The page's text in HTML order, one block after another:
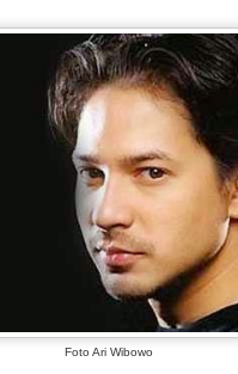
Foto Ari Wibowo